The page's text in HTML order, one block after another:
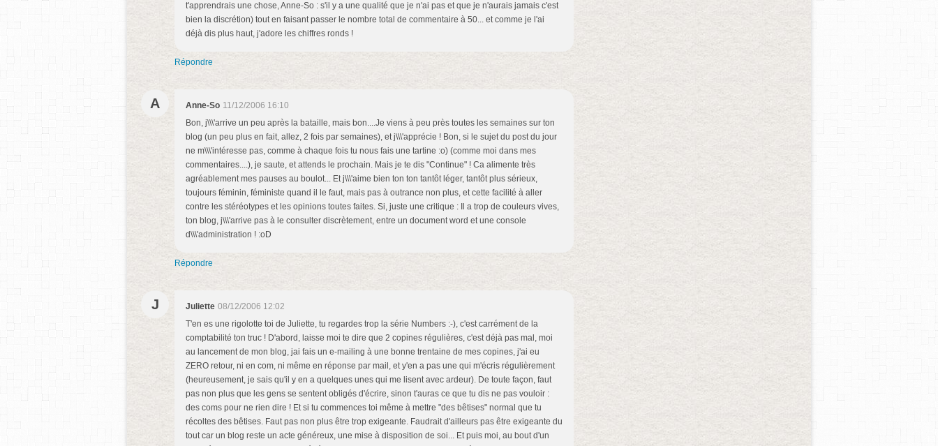
t'apprendrais une chose, Anne-So : s'il y a une qualité que je n'ai pas et que je n'aurais jamais c'est
bien la discrétion) tout en faisant passer le nombre total de commentaire à 50... et comme je l'ai
déjà dis plus haut, j'adore les chiffres ronds !
Répondre
A Anne-So 11/12/2006 16:10
Bon, j\\\'arrive un peu après la bataille, mais bon....Je viens à peu près toutes les semaines sur ton
blog (un peu plus en fait, allez, 2 fois par semaines), et j\\\'apprécie ! Bon, si le sujet du post du jour
ne m\\\'intéresse pas, comme à chaque fois tu nous fais une tartine :o) (comme moi dans mes
commentaires....), je saute, et attends le prochain. Mais je te dis "Continue" ! Ca alimente très
agréablement mes pauses au boulot... Et j\\\'aime bien ton ton tantôt léger, tantôt plus sérieux,
toujours féminin, féministe quand il le faut, mais pas à outrance non plus, et cette facilité à aller
contre les stéréotypes et les opinions toutes faites. Si, juste une critique : Il a trop de couleurs vives,
ton blog, j\\\'arrive pas à le consulter discrètement, entre un document word et une console
d\\\'administration ! :oD
Répondre
J Juliette 08/12/2006 12:02
T'en es une rigolotte toi de Juliette, tu regardes trop la série Numbers :-), c'est carrément de la
comptabilité ton truc ! D'abord, laisse moi te dire que 2 copines régulières, c'est déjà pas mal, moi
au lancement de mon blog, jai fais un e-mailing à une bonne trentaine de mes copines, j'ai eu
ZERO retour, ni en com, ni même en réponse par mail, et y'en a pas une qui m'écris régulièrement
(heureusement, je sais qu'il y en a quelques unes qui me lisent avec ardeur). De toute façon, faut
pas non plus que les gens se sentent obligés d'écrire, sinon t'auras ce que tu dis ne pas vouloir :
des coms pour ne rien dire ! Et si tu commences toi même à mettre "des bêtises" normal que tu
récoltes des bêtises. Faut pas non plus être trop exigeante. Faudrait d'ailleurs pas être exigeante du
tout car un blog reste un acte généreux, une mise à disposition de soi... Et puis moi, au bout d'un